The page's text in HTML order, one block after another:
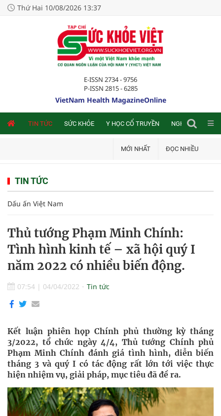
Thứ Hai 10/08/2026 13:37
E-ISSN 2734 - 9756
P-ISSN 2815 - 6285
VietNam Health MagazineOnline
TIN TỨC SỨC KHỎE Y HỌC CỔ TRUYỀN NGHIÊN CỨU
MỚI NHẤT ĐỌC NHIỀU
TIN TỨC
Dấu ấn Việt Nam
Thủ tướng Phạm Minh Chính:
Tình hình kinh tế – xã hội quý I
năm 2022 có nhiều biến động.
07:54 | 04/04/2022 Tin tức
Kết luận phiên họp Chính phủ thường kỳ tháng
3/2022, tổ chức ngày 4/4, Thủ tướng Chính phủ
Phạm Minh Chính đánh giá tình hình, diễn biến
tháng 3 và quý I có tác động rất lớn tới việc thực
hiện nhiệm vụ, giải pháp, mục tiêu đã đề ra.